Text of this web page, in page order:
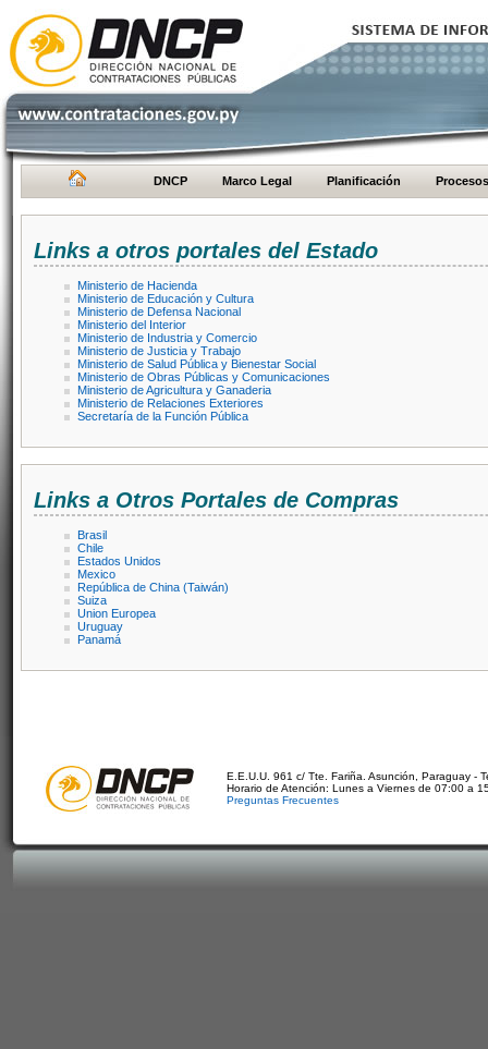
DNCP Marco Legal Planificación Procesos
Links a otros portales del Estado
Ministerio de Hacienda
Ministerio de Educación y Cultura
Ministerio de Defensa Nacional
Ministerio del Interior
Ministerio de Industria y Comercio
Ministerio de Justicia y Trabajo
Ministerio de Salud Pública y Bienestar Social
Ministerio de Obras Públicas y Comunicaciones
Ministerio de Agricultura y Ganaderia
Ministerio de Relaciones Exteriores
Secretaría de la Función Pública
Links a Otros Portales de Compras
Brasil
Chile
Estados Unidos
Mexico
República de China (Taiwán)
Suiza
Union Europea
Uruguay
Panamá
E.E.U.U. 961 c/ Tte. Fariña. Asunción, Paraguay -
Horario de Atención: Lunes a Viernes de 07:00 a
Preguntas Frecuentes